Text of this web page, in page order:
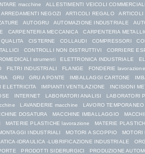
macchine ALLESTIMENTI VEICOLI COMMERCIALI
ARREDAMENTI NEGOZI ARTICOLI REGALO ARTICOLI
AUTOGRU AUTOMAZIONE INDUSTRIALE
CARPENTERIA MECCANICA CARPENTERIA
CISTERNE COLLAUDI COMPRESSORI
CONTROLLI NON DISTRUTTIVI CORRIERE
strumenti ELETTRONICA INDUSTRIALE
FILTRI INDUSTRIALI FLANGE FONDERIE lavorazione
GRU GRU A PONTE IMBALLAGGI CARTONE
ELETTRICITA IMPIANTI VENTILAZIONE INCISIONI
INTERNET LABORATORI ANALISI LABORATORI
LAVANDERIE macchine LAVORO TEMPORANEO
DOSATURA MACCHINE IMBALLAGGIO
MATERIE PLASTICHE lavorazione MATERIE
INDUSTRIALI MOTORI A SCOPPIO MOTORI
IDRAULICA -LUBRIFICAZIONE INDUSTRIALE
PRODOTTI SIDERURGICI PRODUZIONE